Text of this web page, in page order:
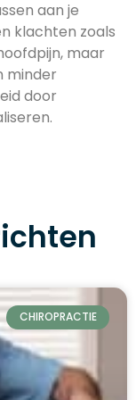
aan je
klachten zoals
maar
minder
door
CHIROPRACTIE